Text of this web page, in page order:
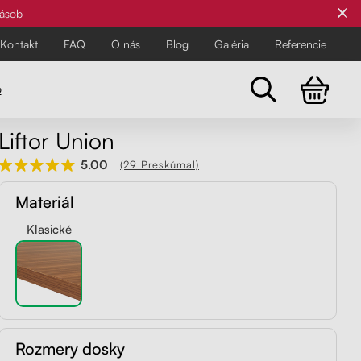
Kontakt FAQ O nás Blog Galéria Referencie
Pre najnáročnejších
Všetky stoličky
balančné stoličky Liftor pre zdravší
a pohodlnejší pracovný deň.
Pre najnáročnejších
Liftor Union
5.00 (29 Preskúmal)
Materiál
Klasické
Rozmery dosky